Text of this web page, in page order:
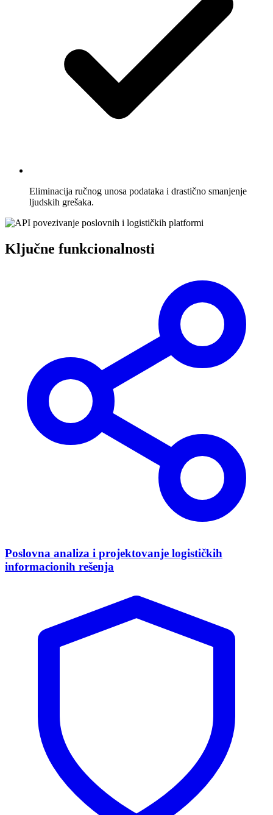
Eliminacija ručnog unosa podataka i drastično smanjenje
ljudskih grešaka.
Ključne funkcionalnosti
Poslovna analiza i projektovanje logističkih
informacionih rešenja